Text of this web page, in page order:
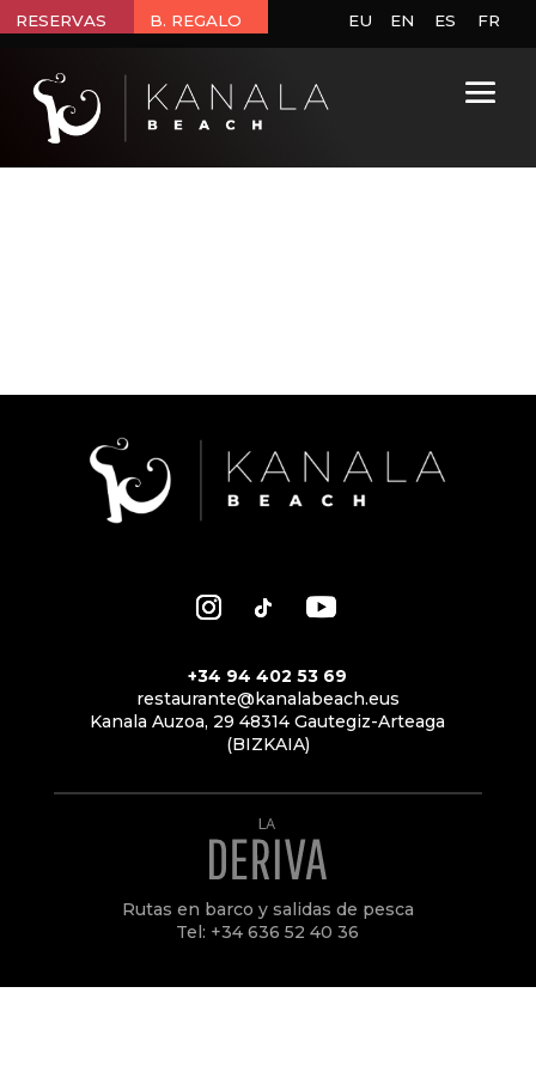
RESERVAS B. REGALO EU EN ES FR
+34 94 402 53 69
restaurante@kanalabeach.eus
Kanala Auzoa, 29 48314 Gautegiz-Arteaga
(BIZKAIA)
Rutas en barco y salidas de pesca
Tel: ‪+34 636 52 40 36‬